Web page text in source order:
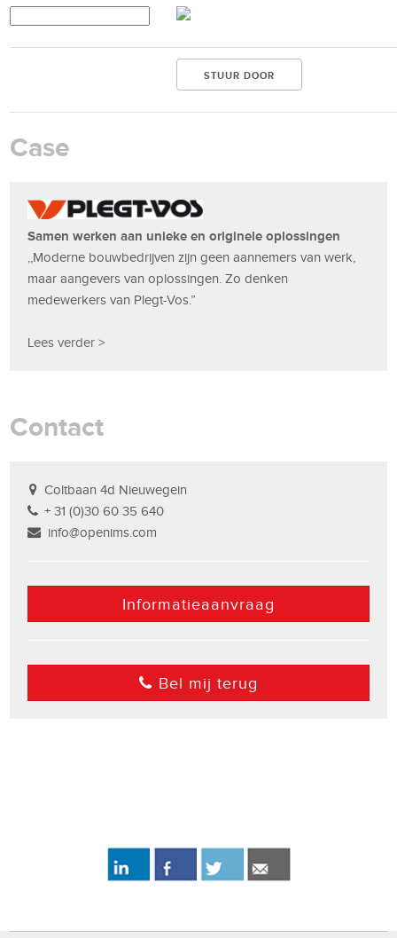
Case
Samen werken aan unieke en originele oplossingen
,,Moderne bouwbedrijven zijn geen aannemers van werk,
maar aangevers van oplossingen. Zo denken
medewerkers van Plegt-Vos.”
Lees verder >
Contact
Coltbaan 4d Nieuwegein
+ 31 (0)30 60 35 640
info@openims.com
Informatieaanvraag
Bel mij terug